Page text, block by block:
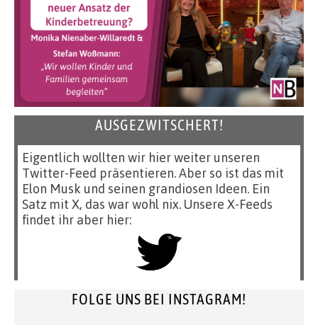
AUSGEZWITSCHERT!
Eigentlich wollten wir hier weiter unseren
Twitter-Feed präsentieren. Aber so ist das mit
Elon Musk und seinen grandiosen Ideen. Ein
Satz mit X, das war wohl nix. Unsere X-Feeds
findet ihr aber hier:
FOLGE UNS BEI INSTAGRAM!